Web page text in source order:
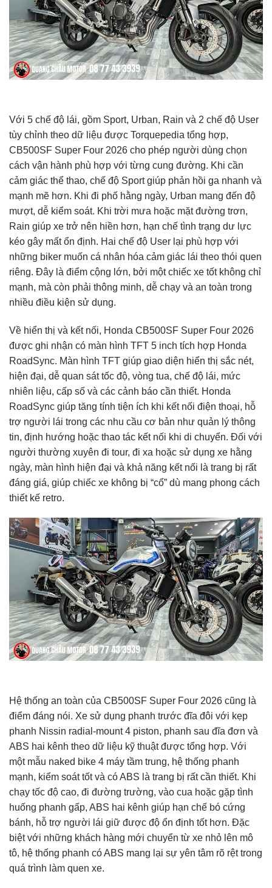
Với 5 chế độ lái, gồm Sport, Urban, Rain và 2 chế độ User
tùy chỉnh theo dữ liệu được Torquepedia tổng hợp,
CB500SF Super Four 2026 cho phép người dùng chọn
cách vận hành phù hợp với từng cung đường. Khi cần
cảm giác thể thao, chế độ Sport giúp phản hồi ga nhanh và
mạnh mẽ hơn. Khi đi phố hằng ngày, Urban mang đến độ
mượt, dễ kiểm soát. Khi trời mưa hoặc mặt đường trơn,
Rain giúp xe trở nên hiền hơn, hạn chế tình trạng dư lực
kéo gây mất ổn định. Hai chế độ User lại phù hợp với
những biker muốn cá nhân hóa cảm giác lái theo thói quen
riêng. Đây là điểm cộng lớn, bởi một chiếc xe tốt không chỉ
mạnh, mà còn phải thông minh, dễ chạy và an toàn trong
nhiều điều kiện sử dụng.
Về hiển thị và kết nối, Honda CB500SF Super Four 2026
được ghi nhận có màn hình TFT 5 inch tích hợp Honda
RoadSync. Màn hình TFT giúp giao diện hiển thị sắc nét,
hiện đại, dễ quan sát tốc độ, vòng tua, chế độ lái, mức
nhiên liệu, cấp số và các cảnh báo cần thiết. Honda
RoadSync giúp tăng tính tiện ích khi kết nối điện thoại, hỗ
trợ người lái trong các nhu cầu cơ bản như quản lý thông
tin, định hướng hoặc thao tác kết nối khi di chuyển. Đối với
người thường xuyên đi tour, đi xa hoặc sử dụng xe hằng
ngày, màn hình hiện đại và khả năng kết nối là trang bị rất
đáng giá, giúp chiếc xe không bị “cổ” dù mang phong cách
thiết kế retro.
Hệ thống an toàn của CB500SF Super Four 2026 cũng là
điểm đáng nói. Xe sử dụng phanh trước đĩa đôi với kẹp
phanh Nissin radial-mount 4 piston, phanh sau đĩa đơn và
ABS hai kênh theo dữ liệu kỹ thuật được tổng hợp. Với
một mẫu naked bike 4 máy tầm trung, hệ thống phanh
mạnh, kiểm soát tốt và có ABS là trang bị rất cần thiết. Khi
chạy tốc độ cao, đi đường trường, vào cua hoặc gặp tình
huống phanh gấp, ABS hai kênh giúp hạn chế bó cứng
bánh, hỗ trợ người lái giữ được độ ổn định tốt hơn. Đặc
biệt với những khách hàng mới chuyển từ xe nhỏ lên mô
tô, hệ thống phanh có ABS mang lại sự yên tâm rõ rệt trong
quá trình làm quen xe.